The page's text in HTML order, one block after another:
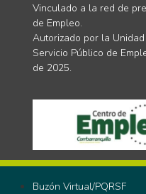
Vinculado a la red de
de Empleo.
Autorizado por la
Servicio Público de
de 2025.
Buzón Virtual/PQRSF